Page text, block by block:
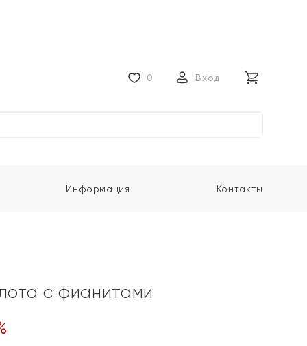
0 Вход
Информация Контакты
с фианитами